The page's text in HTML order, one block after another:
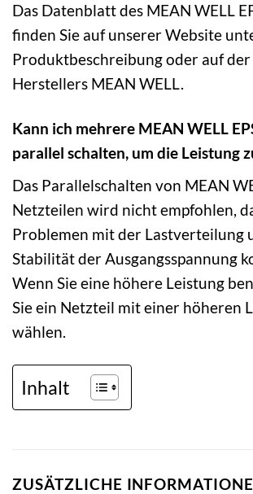
Das Datenblatt des MEAN WELL
finden Sie auf unserer Website
Produktbeschreibung oder auf
Herstellers MEAN WELL.
Kann ich mehrere MEAN WELL
parallel schalten, um die Leistung
Das Parallelschalten von MEAN
Netzteilen wird nicht empfohlen,
Problemen mit der Lastverteilung
Stabilität der Ausgangsspannung
Wenn Sie eine höhere Leistung
Sie ein Netzteil mit einer höheren
wählen.
Inhalt
ZUSÄTZLICHE